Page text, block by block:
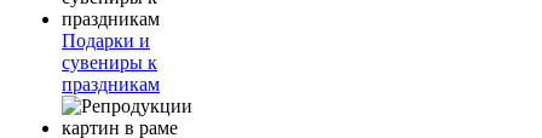
Подарки и
сувениры к
праздникам